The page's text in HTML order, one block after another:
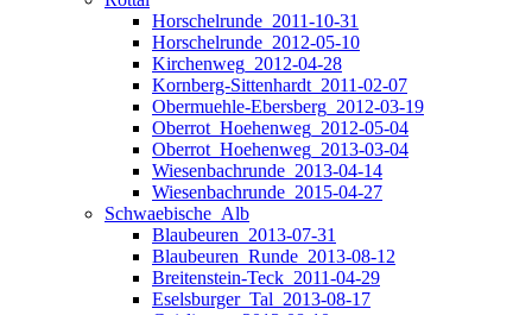
Horschelrunde_2011-10-31
Horschelrunde_2012-05-10
Kirchenweg_2012-04-28
Kornberg-Sittenhardt_2011-02-07
Obermuehle-Ebersberg_2012-03-19
Oberrot_Hoehenweg_2012-05-04
Oberrot_Hoehenweg_2013-03-04
Wiesenbachrunde_2013-04-14
Wiesenbachrunde_2015-04-27
Schwaebische_Alb
Blaubeuren_2013-07-31
Blaubeuren_Runde_2013-08-12
Breitenstein-Teck_2011-04-29
Eselsburger_Tal_2013-08-17